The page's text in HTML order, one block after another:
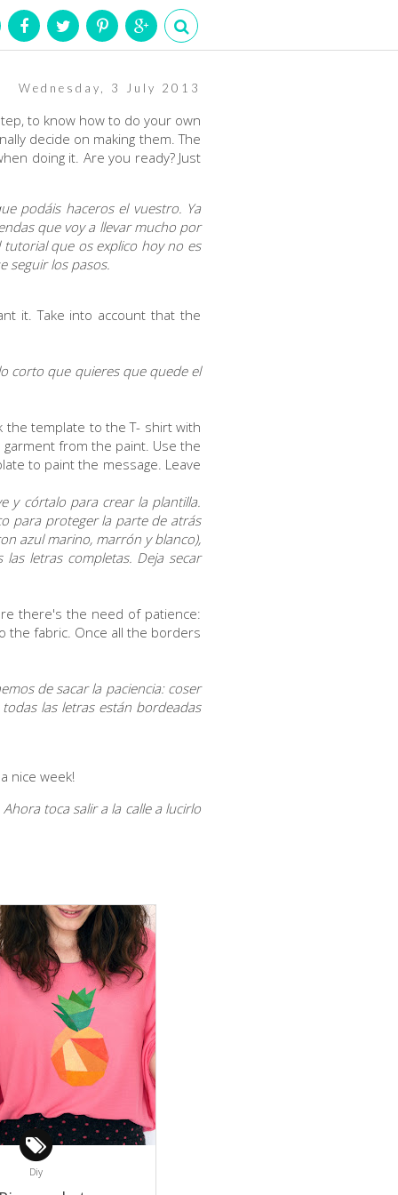
Wednesday, 3 July 2013
to know how to do your own
decide on making them. The
doing it. Are you ready? Just
podáis haceros el vuestro. Ya
que voy a llevar mucho por
que os explico hoy no es
seguir los pasos.
it. Take into account that the
corto que quieres que quede el
the template to the T- shirt with
from the paint. Use the
to paint the message. Leave
y córtalo para crear la plantilla.
para proteger la parte de atrás
azul marino, marrón y blanco),
letras completas. Deja secar
there's the need of patience:
the fabric. Once all the borders
de sacar la paciencia: coser
las letras están bordeadas
nice week!
toca salir a la calle a lucirlo
Diy